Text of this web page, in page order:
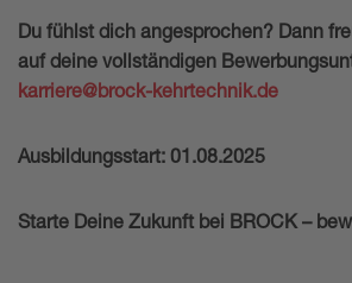
Du fühlst dich angesprochen? Dann
auf deine vollständigen
karriere@brock-kehrtechnik.de
Ausbildungsstart: 01.08.2025
Starte Deine Zukunft bei BROCK –